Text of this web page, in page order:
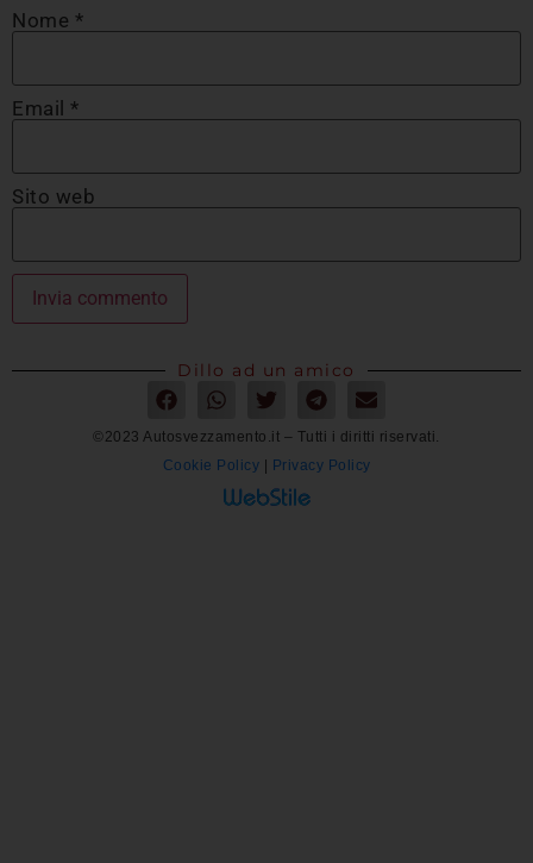
Nome *
Email *
Sito web
Dillo ad un amico
©2023 Autosvezzamento.it – Tutti i diritti riservati.
Cookie Policy | Privacy Policy